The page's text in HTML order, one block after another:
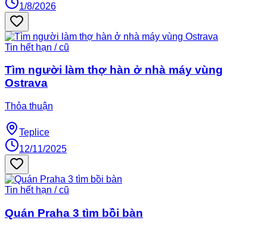
1/8/2026
Tin hết hạn / cũ
Tìm người làm thợ hàn ở nhà máy vùng
Ostrava
Thỏa thuận
Teplice
12/11/2025
Tin hết hạn / cũ
Quán Praha 3 tìm bồi bàn